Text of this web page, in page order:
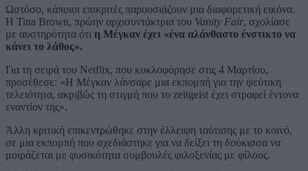
Ωστόσο, κάποιοι επικριτές παρουσιάζουν μια διαφορετική εικόνα.
Η Tina Brown, πρώην αρχισυντάκτρια του Vanity Fair, σχολίασε
με αυστηρότητα ότι η Μέγκαν έχει «ένα αλάνθαστο ένστικτο να
κάνει το λάθος».
Για τη σειρά του Netflix, που κυκλοφόρησε στις 4 Μαρτίου,
προσέθεσε: «Η Μέγκαν λάνσαρε μια εκπομπή για την ψεύτικη
τελειότητα, ακριβώς τη στιγμή που το zeitgeist έχει στραφεί έντονα
εναντίον της».
Άλλη κριτική επικεντρώθηκε στην έλλειψη ταύτισης με το κοινό,
σε μια εκπομπή που σχεδιάστηκε για να δείξει τη δούκισσα να
μοιράζεται με φυσικότητα συμβουλές φιλοξενίας με φίλους.